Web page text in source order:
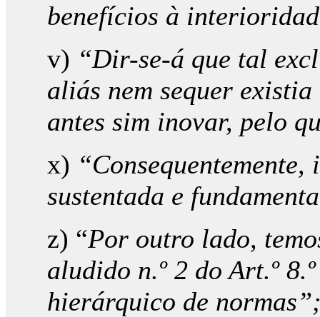
benefícios à
v) “Dir-se-á que tal
aliás nem sequer
antes sim inovar, pelo
x)
sustentada e
z) “Por outro lado,
aludido n.º 2 do Art.º
hierárquico de